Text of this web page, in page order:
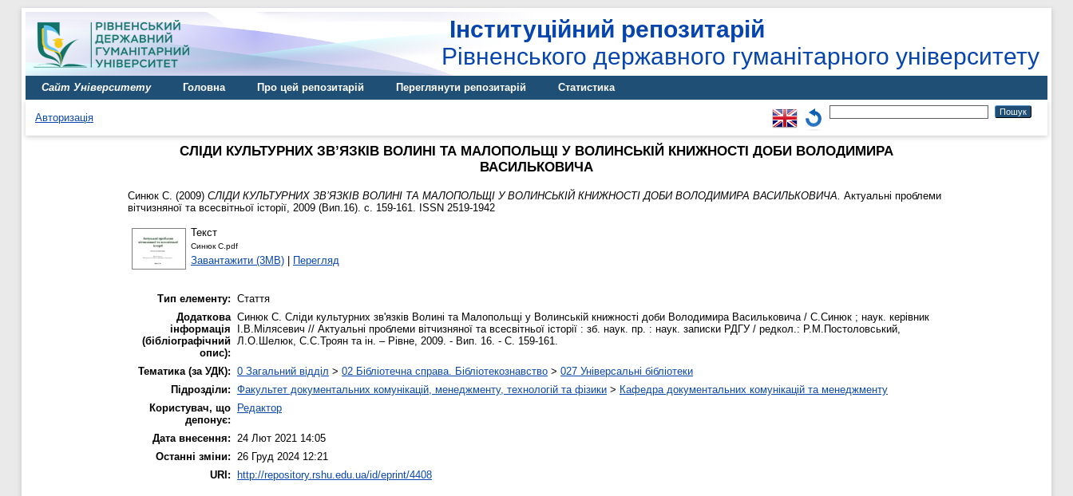
Інституційний репозитарій
Рівненського державного гуманітарного університету
Сайт Університету Головна Про цей репозитарій Переглянути репозитарій Статистика
Авторизація
СЛІДИ КУЛЬТУРНИХ ЗВ’ЯЗКІВ ВОЛИНІ ТА МАЛОПОЛЬЩІ У ВОЛИНСЬКІЙ КНИЖНОСТІ ДОБИ ВОЛОДИМИРА
ВАСИЛЬКОВИЧА
Синюк С. (2009) СЛІДИ КУЛЬТУРНИХ ЗВ’ЯЗКІВ ВОЛИНІ ТА МАЛОПОЛЬЩІ У ВОЛИНСЬКІЙ КНИЖНОСТІ ДОБИ ВОЛОДИМИРА ВАСИЛЬКОВИЧА. Актуальні проблеми
вітчизняної та всесвітньої історії, 2009 (Вип.16). с. 159-161. ISSN 2519-1942
Текст
Синюк С.pdf
Завантажити (3MB) | Перегляд
Тип елементу: Стаття
Додаткова
інформація
(бібліографічний
опис):
Синюк С. Сліди культурних зв'язків Волині та Малопольщі у Волинській книжності доби Володимира Васильковича / С.Синюк ; наук. керівник
І.В.Мілясевич // Актуальні проблеми вітчизняної та всесвітньої історії : зб. наук. пр. : наук. записки РДГУ / редкол.: Р.М.Постоловський,
Л.О.Шелюк, С.С.Троян та ін. – Рівне, 2009. - Вип. 16. - С. 159-161.
Тематика (за УДК): 0 Загальний відділ > 02 Бібліотечна справа. Бібліотекознавство > 027 Універсальні бібліотеки
Підрозділи: Факультет документальних комунікацій, менеджменту, технологій та фізики > Кафедра документальних комунікацій та менеджменту
Користувач, що
депонує:
Редактор
Дата внесення: 24 Лют 2021 14:05
Останні зміни: 26 Груд 2024 12:21
URI:
http://repository.rshu.edu.ua/id/eprint/4408